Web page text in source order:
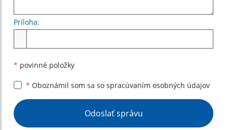
Príloha:
* povinné položky
* Oboznámil som sa so spracúvaním osobných údajov
Google reCaptcha Response
Odoslať správu